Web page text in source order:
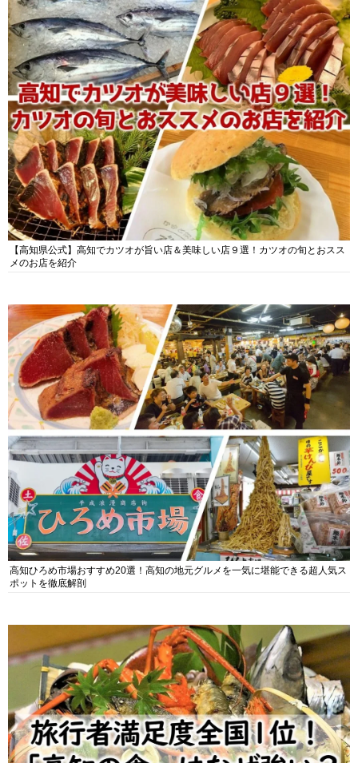
【高知県公式】高知でカツオが旨い店＆美味しい店９選！カツオの旬とおスス
メのお店を紹介
高知ひろめ市場おすすめ20選！高知の地元グルメを一気に堪能できる超人気ス
ポットを徹底解剖